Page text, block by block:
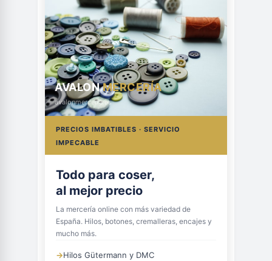
AVALONMERCERÍA
avalonmerceria.es
PRECIOS IMBATIBLES · SERVICIO
IMPECABLE
Todo para coser,
al mejor precio
La mercería online con más variedad de
España. Hilos, botones, cremalleras, encajes y
mucho más.
→Hilos Gütermann y DMC